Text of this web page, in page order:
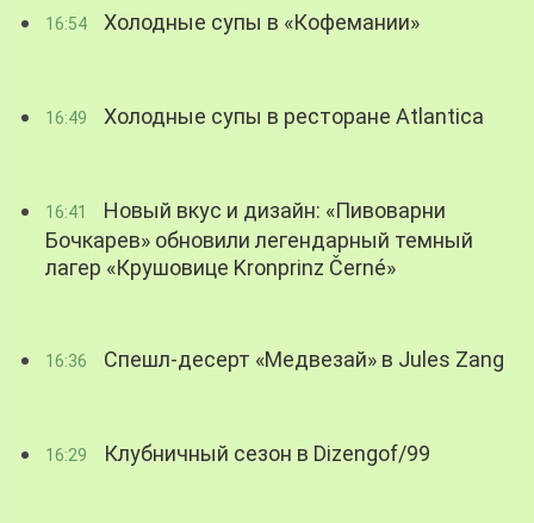
16:54 Холодные супы в «Кофемании»
16:49 Холодные супы в ресторане Atlantica
16:41
Новый вкус и дизайн: «Пивоварни
Бочкарев» обновили легендарный темный
лагер «Крушовице Kronprinz Černé»
16:36 Спешл-десерт «Медвезай» в Jules Zang
16:29 Клубничный сезон в Dizengof/99